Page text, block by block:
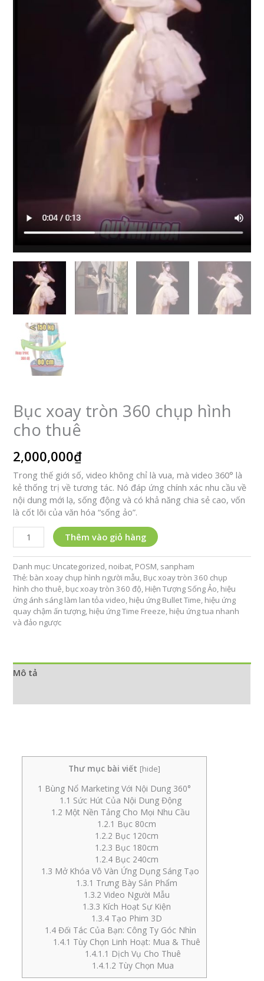
Bục xoay tròn 360 chụp hình
cho thuê
2,000,000₫
Trong thế giới số, video không chỉ là vua, mà video 360° là
kẻ thống trị về tương tác. Nó đáp ứng chính xác nhu cầu về
nội dung mới lạ, sống động và có khả năng chia sẻ cao, vốn
là cốt lõi của văn hóa “sống ảo”.
Bục
xoay
tròn
360
chụp
hình
cho
thuê
Thêm vào giỏ hàng
Danh mục: Uncategorized noibat POSM sanpham
Thẻ: bàn xoay chụp hình người mẫu Bục xoay tròn 360 chụp
hình cho thuê bục xoay tròn 360 độ Hiện Tượng Sống Ảo hiệu
ứng ánh sáng làm lan tỏa video hiệu ứng Bullet Time hiệu ứng
quay chậm ấn tượng hiệu ứng Time Freeze hiệu ứng tua nhanh
và đảo ngược
Mô tả
Thư mục bài viết [hide]
1 Bùng Nổ Marketing Với Nội Dung 360°
1.1 Sức Hút Của Nội Dung Động
1.2 Một Nền Tảng Cho Mọi Nhu Cầu
1.2.1 Bục 80cm
1.2.2 Bục 120cm
1.2.3 Bục 180cm
1.2.4Bục 240cm
1.3 Mở Khóa Vô Vàn Ứng Dụng Sáng Tạo
1.3.1 Trưng Bày Sản Phẩm
1.3.2 Video Người Mẫu
1.3.3 Kích Hoạt Sự Kiện
1.3.4Tạo Phim 3D
1.4Đối Tác Của Bạn: Công Ty Góc Nhìn
1.4.1 Tùy Chọn Linh Hoạt: Mua & Thuê
1.4.1.1 Dịch Vụ Cho Thuê
1.4.1.2 Tùy Chọn Mua